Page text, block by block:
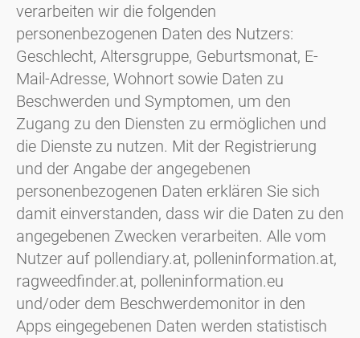
verarbeiten wir die folgenden
personenbezogenen Daten des Nutzers:
Geschlecht, Altersgruppe, Geburtsmonat, E-
Mail-Adresse, Wohnort sowie Daten zu
Beschwerden und Symptomen, um den
Zugang zu den Diensten zu ermöglichen und
die Dienste zu nutzen. Mit der Registrierung
und der Angabe der angegebenen
personenbezogenen Daten erklären Sie sich
damit einverstanden, dass wir die Daten zu den
angegebenen Zwecken verarbeiten. Alle vom
Nutzer auf pollendiary.at, polleninformation.at,
ragweedfinder.at, polleninformation.eu
und/oder dem Beschwerdemonitor in den
Apps eingegebenen Daten werden statistisch